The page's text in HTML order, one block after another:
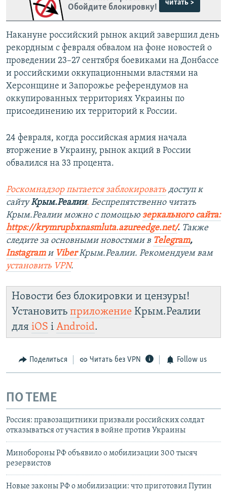
Обойдите блокировку!
читать >
Накануне российский рынок акций завершил день
рекордным с февраля обвалом на фоне новостей о
проведении 23–27 сентября боевиками на Донбассе
и российскими оккупационными властями на
Херсонщине и Запорожье референдумов на
оккупированных территориях Украины по
присоединению их территорий к России.
24 февраля, когда российская армия начала
вторжение в Украину, рынок акций в России
обвалился на 33 процента.
Роскомнадзор пытается заблокировать доступ к
сайтуКрым.Реалии. Беспрепятственно читать
Крым.Реалии можно с помощью зеркального сайта:
https://krymrupbxnasmluta.azureedge.net/. ​ Также
следите за основными новостями в Telegram,
Instagram и ViberКрым.Реалии. Рекомендуем вам
установить VPN.
Новости без блокировки и цензуры!
Установить приложение Крым.Реалии
для iOS і Android.
Поделиться Читать без VPN Follow us
ПО ТЕМЕ
Россия: правозащитники призвали российских солдат
отказываться от участия в войне против Украины
Минобороны РФ объявило о мобилизации 300 тысяч
резервистов
Новые законы РФ о мобилизации: что приготовил Путин